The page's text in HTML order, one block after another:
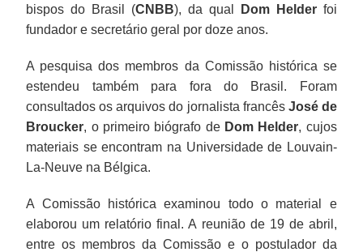
bispos do Brasil (CNBB), da qual Dom Helderfoi
fundador e secretário geral por doze anos.
A pesquisa dos membros da Comissão histórica se
estendeu também para fora do Brasil. Foram
consultados os arquivos do jornalista francês José de
Broucker, o primeiro biógrafo de Dom Helder, cujos
materiais se encontram na Universidade de Louvain-
La-Neuve na Bélgica.
A Comissão histórica examinou todo o material e
elaborou um relatório final. A reunião de 19 de abril,
entre os membros da Comissão e o postulador da